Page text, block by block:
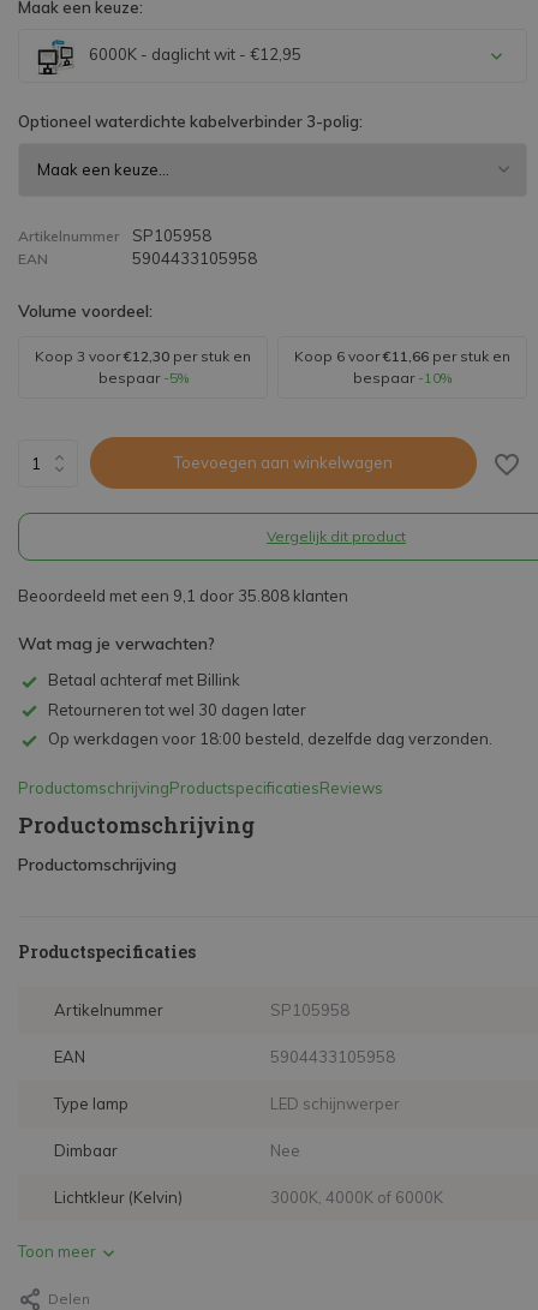
Maak een keuze:
6000K - daglicht wit - €12,95
Optioneel waterdichte kabelverbinder 3-polig:
Artikelnummer SP105958
EAN 5904433105958
Volume voordeel:
Koop 3 voor€12,30 per stuk en
bespaar -5%
Koop 6 voor€11,66 per stuk en
bespaar -10%
Toevoegen aan winkelwagen
Vergelijk dit product
Beoordeeld met een 9,1 door 35.808 klanten
Wat mag je verwachten?
Betaal achteraf met Billink
Retourneren tot wel 30 dagen later
Op werkdagen voor 18:00 besteld, dezelfde dag verzonden.
ProductomschrijvingProductspecificatiesReviews
Productomschrijving
Productomschrijving
Productspecificaties
Artikelnummer SP105958
EAN 5904433105958
Type lamp LED schijnwerper
Dimbaar Nee
Lichtkleur (Kelvin) 3000K, 4000K of 6000K
Toon meer
Delen